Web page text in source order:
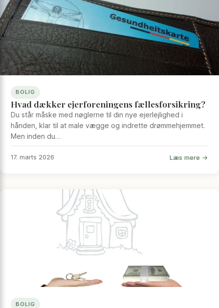
BOLIG
Hvad dækker ejerforeningens fællesforsikring?
Du står måske med nøglerne til din nye ejerlejlighed i
hånden, klar til at male vægge og indrette drømmehjemmet.
Men inden du…
17. marts 2026 Læs mere →
BOLIG